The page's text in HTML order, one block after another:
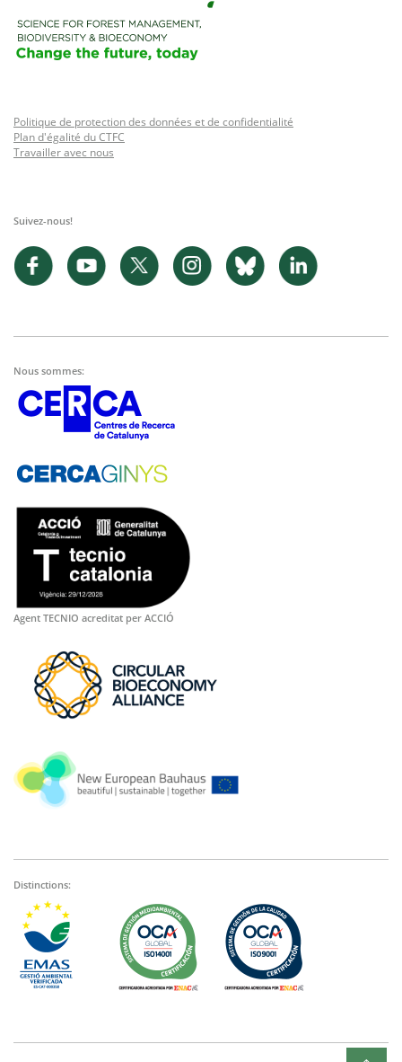
Politique de protection des données et de confidentialité
Plan d'égalité du CTFC
Travailler avec nous
Suivez-nous!
Nous sommes:
Agent TECNIO acreditat per ACCIÓ
Distinctions: